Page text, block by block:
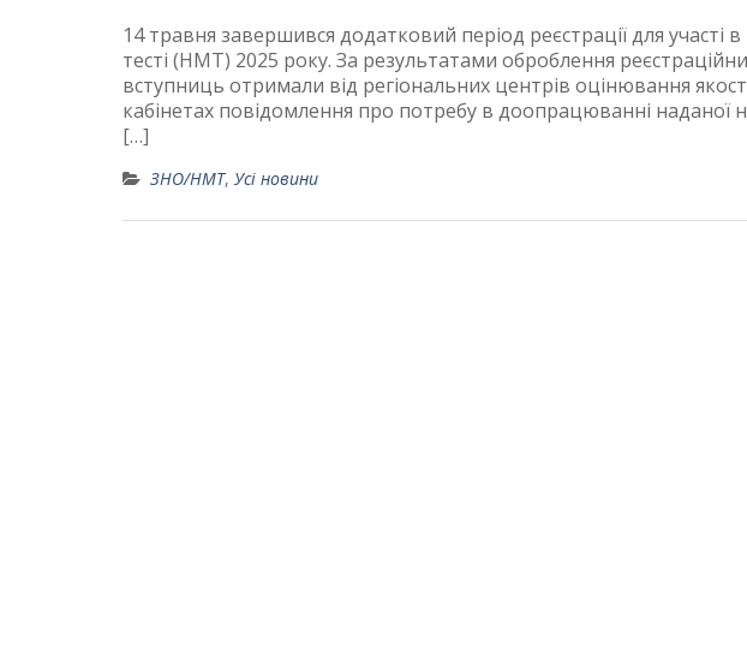
14 травня завершився додатковий період реєстрації для
тесті (НМТ) 2025 року. За результатами оброблення
вступниць отримали від регіональних центрів оцінювання
кабінетах повідомлення про потребу в доопрацюванні наданої
[…]
ЗНО/НМТ, Усі новини